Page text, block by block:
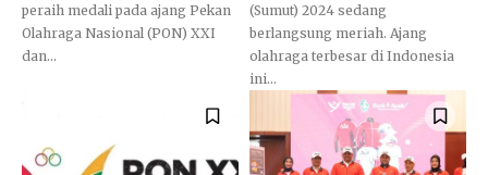
peraih medali pada ajang Pekan
Olahraga Nasional (PON) XXI
dan...
(Sumut) 2024 sedang
berlangsung meriah. Ajang
olahraga terbesar di Indonesia
ini...